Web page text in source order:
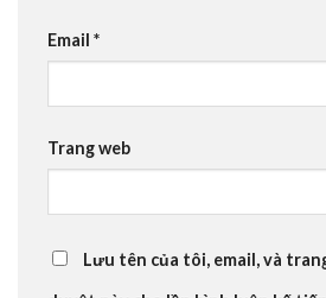
Email *
Trang web
Lưu tên của tôi, email, và